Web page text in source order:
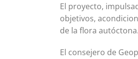
El proyecto,
objetivos,
de la flora autóctona.
El consejero de